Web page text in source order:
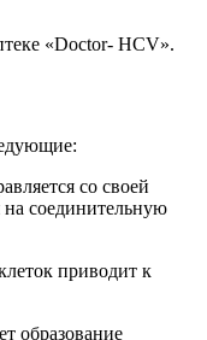
«Doctor- HCV».
со своей
соединительную
приводит к
образование